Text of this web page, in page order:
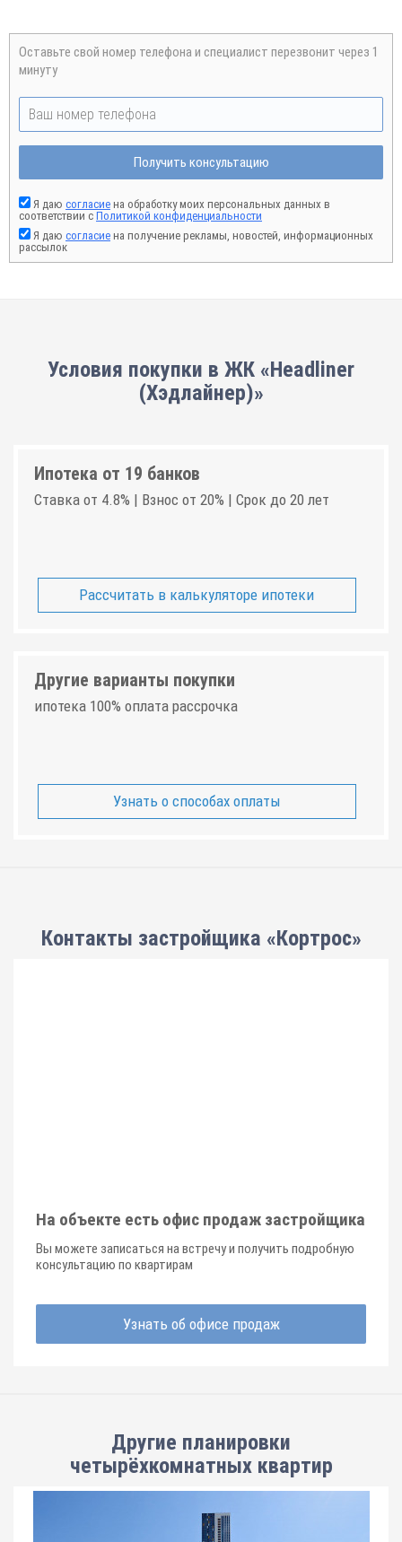
Оставьте свой номер телефона и специалист перезвонит через 1
минуту
Получить консультацию
Я даю согласие на обработку моих персональных данных в
соответствии с Политикой конфиденциальности
Я даю согласие на получение рекламы, новостей, информационных
рассылок
Условия покупки в ЖК «Headliner
(Хэдлайнер)»
Ипотека от 19 банков
Ставка от 4.8% | Взнос от 20% | Срок до 20 лет
Рассчитать в калькуляторе ипотеки
Другие варианты покупки
ипотека 100% оплата рассрочка
Узнать о способах оплаты
Контакты застройщика «Кортрос»
На объекте есть офис продаж застройщика
Вы можете записаться на встречу и получить подробную
консультацию по квартирам
Узнать об офисе продаж
Другие планировки
четырёхкомнатных квартир